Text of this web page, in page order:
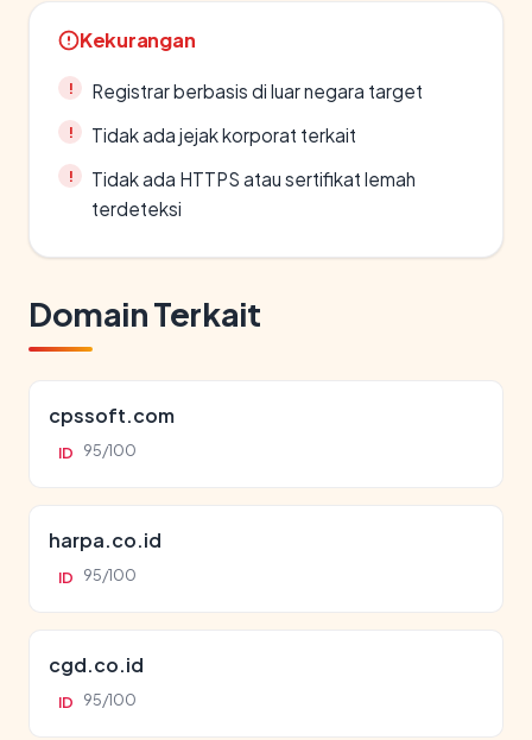
Kekurangan
Registrar berbasis di luar negara target
Tidak ada jejak korporat terkait
Tidak ada HTTPS atau sertifikat lemah
terdeteksi
Domain Terkait
cpssoft.com
ID 95/100
harpa.co.id
ID 95/100
cgd.co.id
ID 95/100